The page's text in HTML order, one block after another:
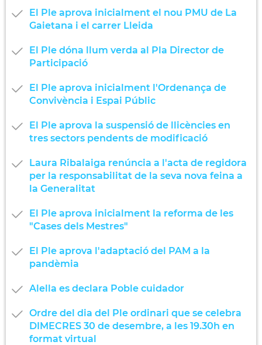
El Ple aprova inicialment el nou PMU de La
Gaietana i el carrer Lleida
El Ple dóna llum verda al Pla Director de
Participació
El Ple aprova inicialment l'Ordenança de
Convivència i Espai Públic
El Ple aprova la suspensió de llicències en
tres sectors pendents de modificació
Laura Ribalaiga renúncia a l'acta de regidora
per la responsabilitat de la seva nova feina a
la Generalitat
El Ple aprova inicialment la reforma de les
"Cases dels Mestres"
El Ple aprova l'adaptació del PAM a la
pandèmia
Alella es declara Poble cuidador
Ordre del dia del Ple ordinari que se celebra
DIMECRES 30 de desembre, a les 19.30h en
format virtual